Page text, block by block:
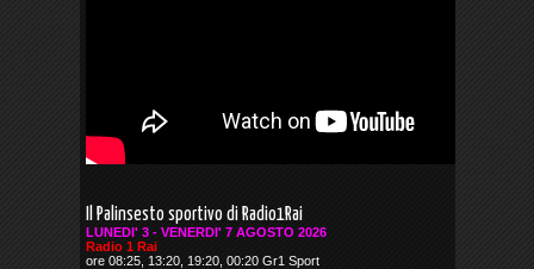
Il Palinsesto sportivo di Radio1Rai
LUNEDI' 3 - VENERDI' 7 AGOSTO 2026
Radio 1 Rai
ore 08:25, 13:20, 19:20, 00:20 Gr1 Sport